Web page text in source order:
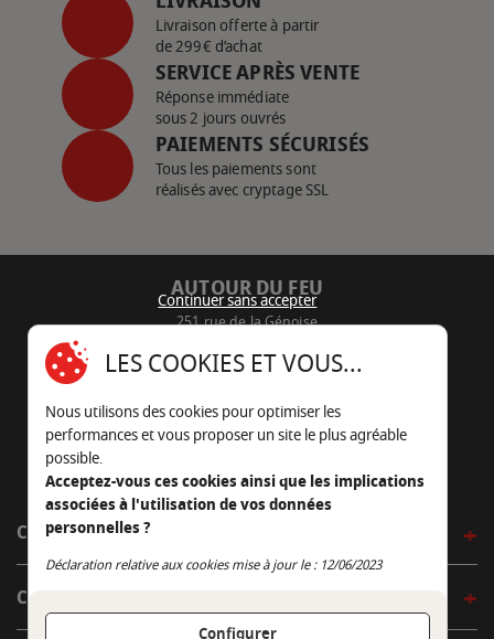
Livraison offerte à partir
de 299€ d’achat
SERVICE APRÈS VENTE
Réponse immédiate
sous 2 jours ouvrés
PAIEMENTS SÉCURISÉS
Tous les paiements sont
réalisés avec cryptage SSL
AUTOUR DU FEU
251 rue de la Génoise
05 45 22 98 09
Nous envoyer un e-mail
CÔTÉ OUTDOOR
CÔTÉ INDOOR
Continuer sans accepter
LES COOKIES ET VOUS...
Nous utilisons des cookies pour optimiser les
performances et vous proposer un site le plus agréable
possible.
Acceptez-vous ces cookies ainsi que les implications
associées à l'utilisation de vos données
personnelles ?
Déclaration relative aux cookies mise à jour le : 12/06/2023
Configurer
Continuer sans accepter